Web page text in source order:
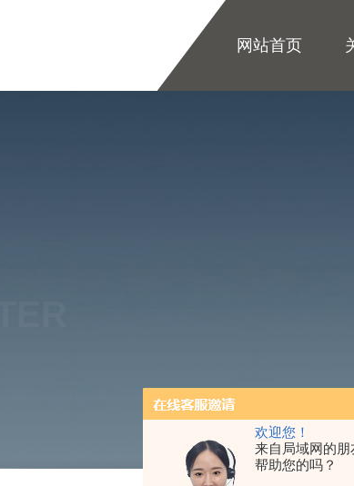
欢迎您！
来自局域网的朋
帮助您的吗？
网站首页